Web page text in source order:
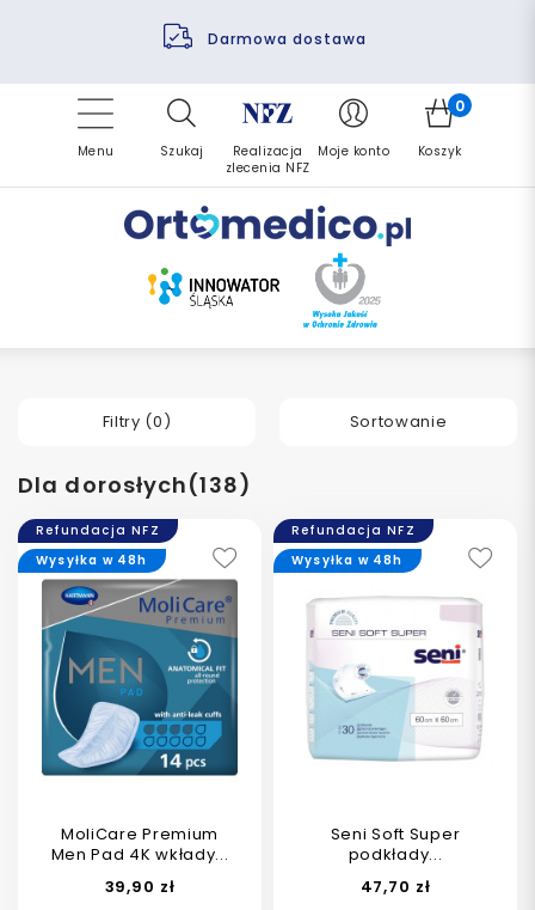
Darmowa dostawa
Pomoc fizjoterapeuty
Finansowanie PFRON
Refundacja NFZ
Zrealizuj zlecenie ponownie
Menu Szukaj
Realizacja
zlecenia NFZ
Moje konto
0
Koszyk
Filtry (0) Sortowanie
Dla dorosłych(138)
Refundacja NFZ
MoliCare Premium
Men Pad 4K wkłady...
39,90 zł
Wysyłka w 48h
Refundacja NFZ
Seni Soft Super
podkłady...
47,70 zł
Wysyłka w 48h